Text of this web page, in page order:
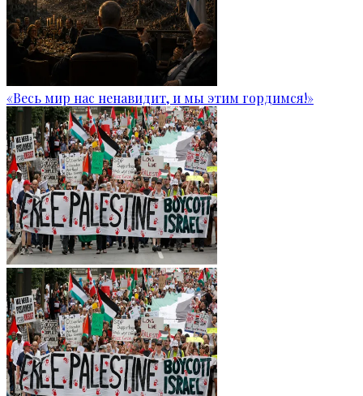
«Весь мир нас ненавидит, и мы этим гордимся!»